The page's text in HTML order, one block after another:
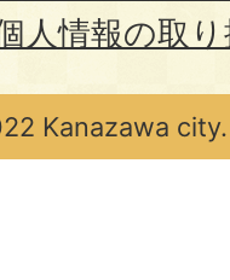
人情報の取
Kanazawa